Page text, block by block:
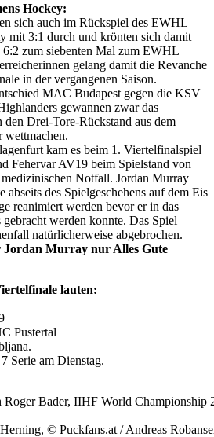
Hockey:
sich auch im Rückspiel des EWHL
mit 3:1 durch und krönten sich damit
6:2 zum siebenten Mal zum EWHL
gelang damit die Revanche
in der vergangenen Saison.
MAC Budapest gegen die KSV
gewannen zwar das
Drei-Tore-Rückstand aus dem
wettmachen.
kam es beim 1. Viertelfinalspiel
Fehervar AV19 beim Spielstand von
Notfall. Jordan Murray
des Spielgeschehens auf dem Eis
reanimiert werden bevor er in das
werden konnte. Das Spiel
natürlicherweise abgebrochen.
Murray nur Alles Gute
lauten:
Pustertal
Serie am Dienstag.
Bader, IIHF World Championship
© Puckfans.at / Andreas